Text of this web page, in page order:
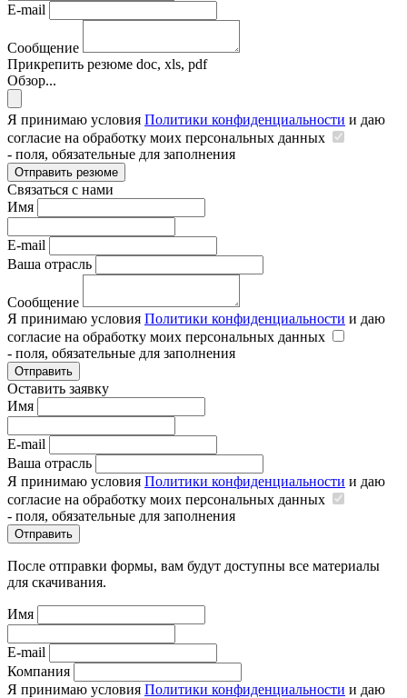
E-mail
Сообщение
Прикрепить резюме doc, xls, pdf
Обзор...
Я принимаю условия Политики конфиденциальности и даю
согласие на обработку моих персональных данных
- поля, обязательные для заполнения
Отправить резюме
Связаться с нами
Имя
E-mail
Ваша отрасль
Сообщение
Я принимаю условия Политики конфиденциальности и даю
согласие на обработку моих персональных данных
- поля, обязательные для заполнения
Отправить
Оставить заявку
Имя
E-mail
Ваша отрасль
Я принимаю условия Политики конфиденциальности и даю
согласие на обработку моих персональных данных
- поля, обязательные для заполнения
Отправить
После отправки формы, вам будут доступны все материалы
для скачивания.
Имя
E-mail
Компания
Я принимаю условия Политики конфиденциальности и даю